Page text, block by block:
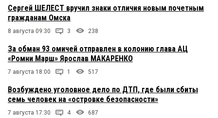
Сергей ШЕЛЕСТ вручил знаки отличия новым почетным
гражданам Омска
8 августа 09:30 3 238
За обман 93 омичей отправлен в колонию глава АЦ
«Ромни Марш» Ярослав МАКАРЕНКО
7 августа 18:00 1 517
Возбуждено уголовное дело по ДТП, где были сбиты
семь человек на «островке безопасности»
7 августа 17:30 4 687